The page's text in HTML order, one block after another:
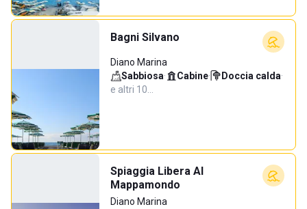
Bagni Silvano
Diano Marina
Sabbiosa· Cabine· Doccia calda·
e altri 10…
Spiaggia Libera Al
Mappamondo
Diano Marina